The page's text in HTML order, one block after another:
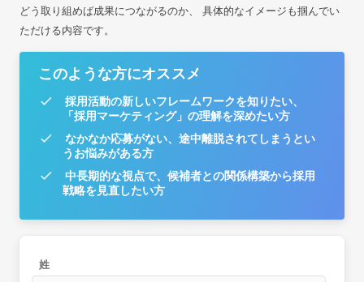
どう取り組めば成果につながるのか、 具体的なイメージも掴んでい
ただける内容です。
このような方にオススメ
採用活動の新しいフレームワークを知りたい、
「採用マーケティング」の理解を深めたい方
なかなか応募がない、途中離脱されてしまうとい
うお悩みがある方
中長期的な視点で、候補者との関係構築から採用
戦略を見直したい方
姓